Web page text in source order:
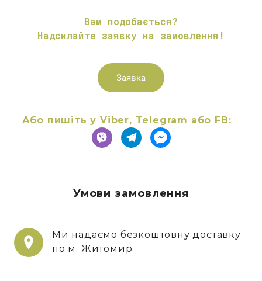
Вам подобається?
Надсилайте заявку на замовлення!
Заявка
Або пишіть у Viber, Telegram або FB:
Умови замовлення
Ми надаємо безкоштовну доставку
по м. Житомир.